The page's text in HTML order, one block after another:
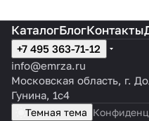
КаталогБлогКонтакты
+7 495 363-71-12
info@emrza.ru
Московская область, г.
Гунина, 1с4
Темная тема